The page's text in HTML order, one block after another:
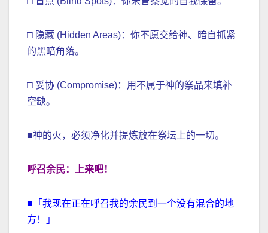
□ 隐藏 (Hidden Areas)：你不愿交给神、暗自抓紧
的黑暗角落。
□ 妥协 (Compromise)：用不属于神的祭品来填补
空缺。
■神的火，必须净化并提炼放在祭坛上的一切。
呼召余民：上来吧！
■「我现在正在呼召我的余民到一个没有混合的地
方！」